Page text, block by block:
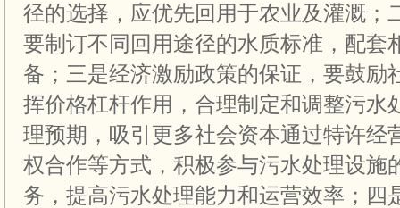
径的选择，应优先回用于农业及灌溉；
要制订不同回用途径的水质标准，配套
备；三是经济激励政策的保证，要鼓励
挥价格杠杆作用，合理制定和调整污水
理预期，吸引更多社会资本通过特许经
权合作等方式，积极参与污水处理设施
务，提高污水处理能力和运营效率；四